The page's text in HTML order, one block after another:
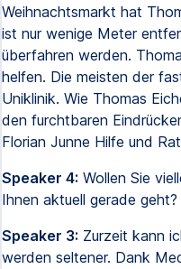
Weihnachtsmarkt hat
ist nur wenige Meter
überfahren werden.
helfen. Die meisten der
Uniklinik. Wie Thomas
den furchtbaren
Florian Junne Hilfe und
Speaker 4: Wollen Sie
Ihnen aktuell gerade geht?
Speaker 3: Zurzeit kann
werden seltener. Dank